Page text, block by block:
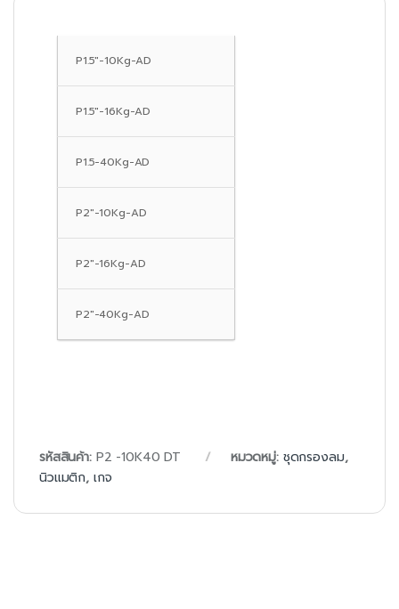
P1.5″-10Kg-AD
P1.5″-16Kg-AD
P1.5-40Kg-AD
P2″-10Kg-AD
P2″-16Kg-AD
P2″-40Kg-AD
รหัสสินค้า: P2 -10K40 DT หมวดหมู่: ชุดกรองลม,
นิวแมติก, เกจ